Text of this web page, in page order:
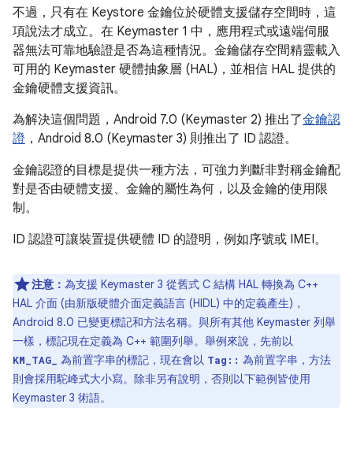
不過，只有在 Keystore 金鑰位於硬體支援儲存空間時，這
項說法才成立。在 Keymaster 1 中，應用程式或遠端伺服
器無法可靠地驗證是否為這種情況。金鑰儲存空間精靈載入
可用的 Keymaster 硬體抽象層 (HAL)，並相信 HAL 提供的
金鑰硬體支援資訊。
為解決這個問題，Android 7.0 (Keymaster 2) 推出了金鑰認
證 ，Android 8.0 (Keymaster 3) 則推出了 ID 認證。
金鑰認證的目標是提供一種方法，可強力判斷非對稱金鑰配
對是否由硬體支援、金鑰的屬性為何，以及金鑰的使用限
制。
ID 認證可讓裝置提供硬體 ID 的證明，例如序號或 IMEI。
注意： 為支援 Keymaster 3 從舊式 C 結構 HAL 轉換為 C++
HAL 介面 (由新版硬體介面定義語言 (HIDL) 中的定義產生)，
Android 8.0 已變更標記和方法名稱。與所有其他 Keymaster 列舉
一樣，標記現在定義為 C++ 範圍列舉。舉例來說，先前以
KM_TAG_ 為前置字串的標記，現在會以 Tag:: 為前置字串，方法
則會採用駝峰式大小寫。除非另有說明，否則以下範例皆使用
Keymaster 3 術語。